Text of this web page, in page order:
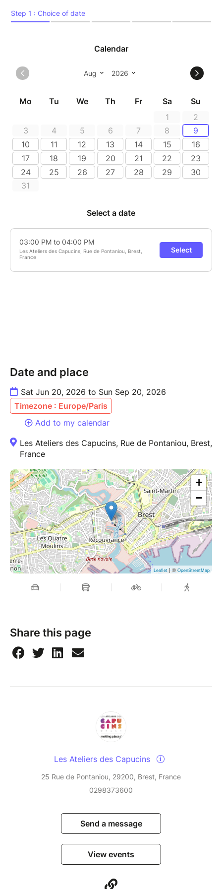
Chaudronniers.
Durée de la visite guidée : entre 45 minutes et 1
Date and place
Sat Jun 20, 2026 to Sun Sep 20, 2026
Timezone : Europe/Paris
Add to my calendar
Les Ateliers des Capucins, Rue de Pontaniou, Brest,
France
+
−
Leaflet | © OpenStreetMap
Share this page
Les Ateliers des Capucins
25 Rue de Pontaniou, 29200, Brest, France
0298373600
Send a message
View events